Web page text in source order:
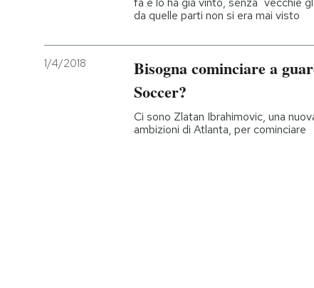
da quelle parti non si era mai visto
1/4/2018
Bisogna cominciare a
Soccer?
Ci sono Zlatan Ibrahimovic, una
ambizioni di Atlanta, per cominciare